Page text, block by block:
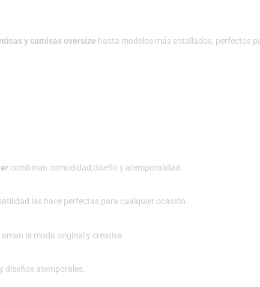
y camisas oversize hasta modelos más entallados, perfectos
combinan comodidad,diseño y atemporalidad.
las hace perfectas para cualquier ocasión.
la moda original y creativa.
diseños atemporales.